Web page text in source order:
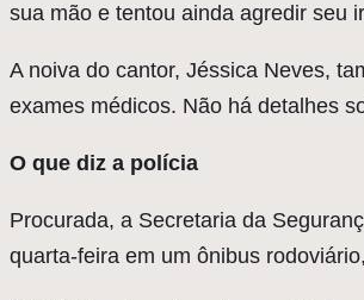
sua mão e tentou ainda agredir seu
A noiva do cantor, Jéssica Neves,
exames médicos. Não há detalhes
O que diz a polícia
Procurada, a Secretaria da
quarta-feira em um ônibus